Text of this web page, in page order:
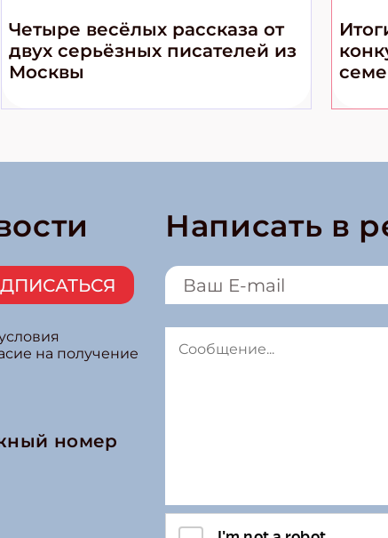
Четыре весёлых рассказа от
двух серьёзных писателей из
Москвы
на получение
номер
Написать в